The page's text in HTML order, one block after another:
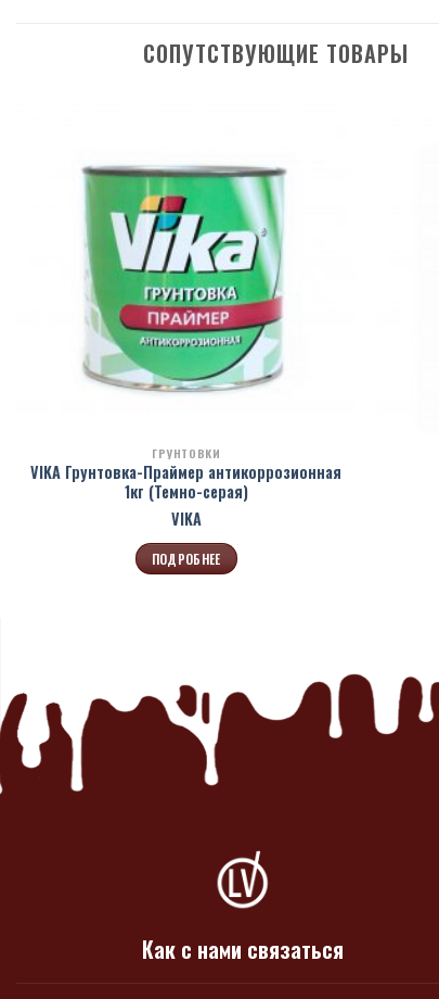
СОПУТСТВУЮЩИЕ ТОВАРЫ
ГРУНТОВКИ
VIKA Грунтовка-Праймер антикоррозионная
1кг (Темно-серая)
VIKA
ПОДРОБНЕЕ
Как с нами связаться